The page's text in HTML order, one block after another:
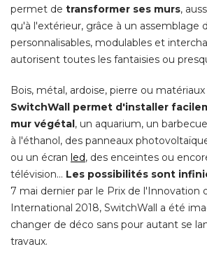
permet de transformer ses murs,
qu'à l'extérieur, grâce à un assemblage
personnalisables, modulables et
autorisent toutes les fantaisies ou
Bois, métal, ardoise, pierre ou
SwitchWall permet d'installer
mur végétal, un aquarium, un
à l'éthanol, des panneaux
ou un écran led, des enceintes ou
télévision... Les possibilités sont
7 mai dernier par le Prix de l'Innovation
International 2018, SwitchWall a été
changer de déco sans pour autant se
travaux.